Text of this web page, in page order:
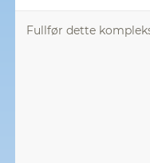
Fullfør dette